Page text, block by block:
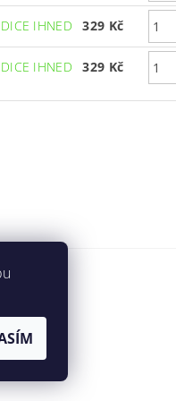
IHNED 329 Kč
IHNED 329 Kč